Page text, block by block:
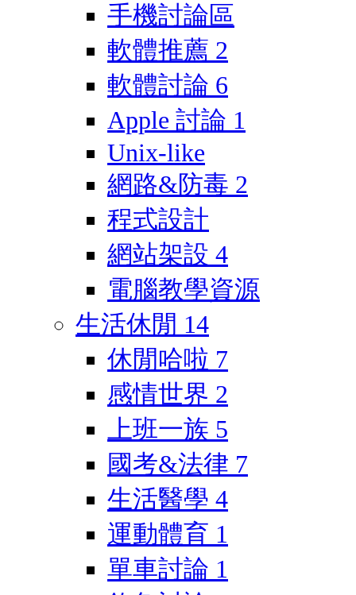
手機討論區
軟體推薦 2
軟體討論 6
Apple 討論 1
Unix-like
網路&防毒 2
程式設計
網站架設 4
電腦教學資源
生活休閒 14
休閒哈啦 7
感情世界 2
上班一族 5
國考&法律 7
生活醫學 4
運動體育 1
單車討論 1